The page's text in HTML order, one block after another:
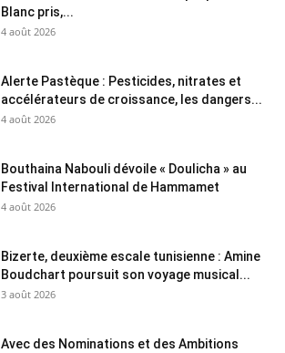
Blanc pris,...
4 août 2026
Alerte Pastèque : Pesticides, nitrates et
accélérateurs de croissance, les dangers...
4 août 2026
Bouthaina Nabouli dévoile « Doulicha » au
Festival International de Hammamet
4 août 2026
Bizerte, deuxième escale tunisienne : Amine
Boudchart poursuit son voyage musical...
3 août 2026
Avec des Nominations et des Ambitions